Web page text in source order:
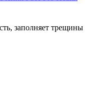
заполняет трещины